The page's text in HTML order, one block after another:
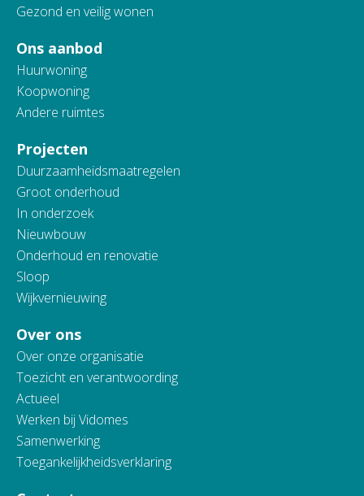
Gezond en veilig wonen
Ons aanbod
Huurwoning
Koopwoning
Andere ruimtes
Projecten
Duurzaamheidsmaatregelen
Groot onderhoud
In onderzoek
Nieuwbouw
Onderhoud en renovatie
Sloop
Wijkvernieuwing
Over ons
Over onze organisatie
Toezicht en verantwoording
Actueel
Werken bij Vidomes
Samenwerking
Toegankelijkheidsverklaring